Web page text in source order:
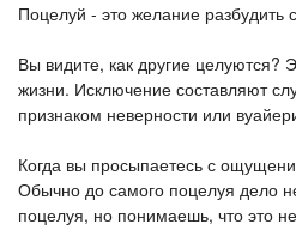
Поцелуй - это желание разбудить
Вы видите, как другие целуются?
жизни. Исключение составляют
признаком неверности или
Когда вы просыпаетесь с
Обычно до самого поцелуя дело
поцелуя, но понимаешь, что это